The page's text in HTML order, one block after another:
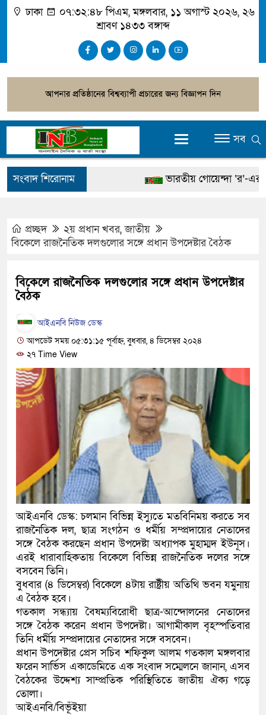
ঢাকা ০৭:৩২:৪৯ পিএম, মঙ্গলবার, ১১ অগাস্ট ২০২৬, ২৬
শ্রাবণ ১৪৩৩ বঙ্গাব্দ
সব
সংবাদ শিরোনাম
ভারতীয় গোয়েন্দা ‘র’-এর
সাহাবুদ্দিনসহ ৩৮ জনের
খালেদা জিয়ার বিরুদ্ধে
হবে: প্রধানমন্ত্রী
১৫ মাস পর দেশে ফিরছেন
পুলিশ কোনো দলের বা গোষ্ঠীর
স্বরাষ্ট্রমন্ত্রী
গাজীপুরে সাতজনকে হত্যার
হারুনসহ ১০ জন
প্রচ্ছদ ২য় প্রধান খবর,জাতীয়
বিকেলে রাজনৈতিক দলগুলোর সঙ্গে প্রধান উপদেষ্টার বৈঠক
বিকেলে রাজনৈতিক দলগুলোর সঙ্গে প্রধান উপদেষ্টার
বৈঠক
আইএনবি নিউজ ডেস্ক
আপডেট সময় ০৫:৩১:১৫ পূর্বাহ্ন, বুধবার, ৪ ডিসেম্বর ২০২৪
২৭ Time View
আইএনবি ডেস্ক: চলমান বিভিন্ন ইস্যুতে মতবিনিময় করতে সব
রাজনৈতিক দল, ছাত্র সংগঠন ও ধর্মীয় সম্প্রদায়ের নেতাদের
সঙ্গে বৈঠক করছেন প্রধান উপদেষ্টা অধ্যাপক মুহাম্মদ ইউনূস।
এরই ধারাবাহিকতায় বিকেলে বিভিন্ন রাজনৈতিক দলের সঙ্গে
বসবেন তিনি।
বুধবার (৪ ডিসেম্বর) বিকেলে ৪টায় রাষ্ট্রীয় অতিথি ভবন যমুনায়
এ বৈঠক হবে।
গতকাল সন্ধ্যায় বৈষম্যবিরোধী ছাত্র-আন্দোলনের নেতাদের
সঙ্গে বৈঠক করেন প্রধান উপদেষ্টা। আগামীকাল বৃহস্পতিবার
তিনি ধর্মীয় সম্প্রদায়ের নেতাদের সঙ্গে বসবেন।
প্রধান উপদেষ্টার প্রেস সচিব শফিকুল আলম গতকাল মঙ্গলবার
ফরেন সার্ভিস একাডেমিতে এক সংবাদ সম্মেলনে জানান, এসব
বৈঠকের উদ্দেশ্য সাম্প্রতিক পরিস্থিতিতে জাতীয় ঐক্য গড়ে
তোলা।
আইএনবি/বিভূঁইয়া